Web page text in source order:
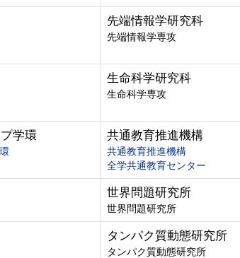
先端情報学研究科
先端情報学専攻
生命科学研究科
生命科学専攻
学環 共通教育推進機構
共通教育推進機構
全学共通教育センター
世界問題研究所
世界問題研究所
タンパク質動態研究所
タンパク質動態研究所